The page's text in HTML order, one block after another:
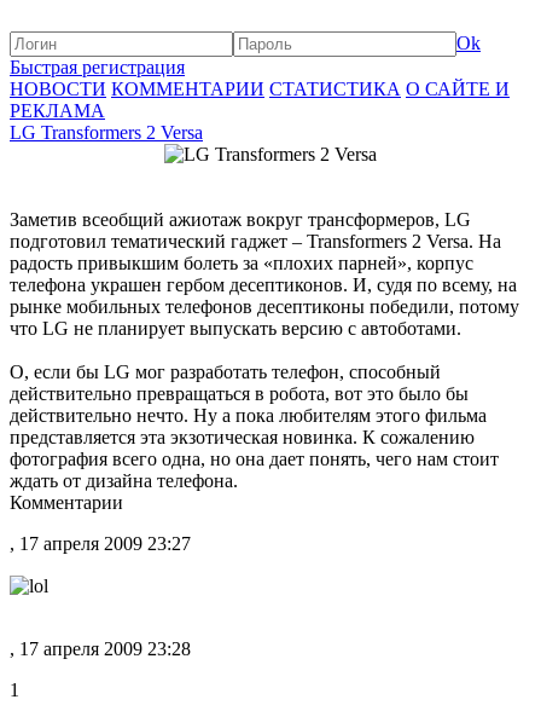
Ok
Быстрая регистрация
НОВОСТИ КОММЕНТАРИИ СТАТИСТИКА О САЙТЕ И
РЕКЛАМА
LG Transformers 2 Versa
Заметив всеобщий ажиотаж вокруг трансформеров, LG
подготовил тематический гаджет – Transformers 2 Versa. На
радость привыкшим болеть за «плохих парней», корпус
телефона украшен гербом десептиконов. И, судя по всему, на
рынке мобильных телефонов десептиконы победили, потому
что LG не планирует выпускать версию с автоботами.
О, если бы LG мог разработать телефон, способный
действительно превращаться в робота, вот это было бы
действительно нечто. Ну а пока любителям этого фильма
представляется эта экзотическая новинка. К сожалению
фотография всего одна, но она дает понять, чего нам стоит
ждать от дизайна телефона.
Комментарии
, 17 апреля 2009 23:27
, 17 апреля 2009 23:28
1